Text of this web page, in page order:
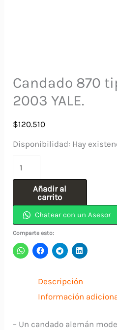
Candado 870
2003 YALE.
$120.510
Disponibilidad: Hay
Candado
870
Alemán
2003
YALE.
cantidad
Añadir al
carrito
Chatear con un Asesor
Comparte esto:
Descripción
Información
– Un candado alemán